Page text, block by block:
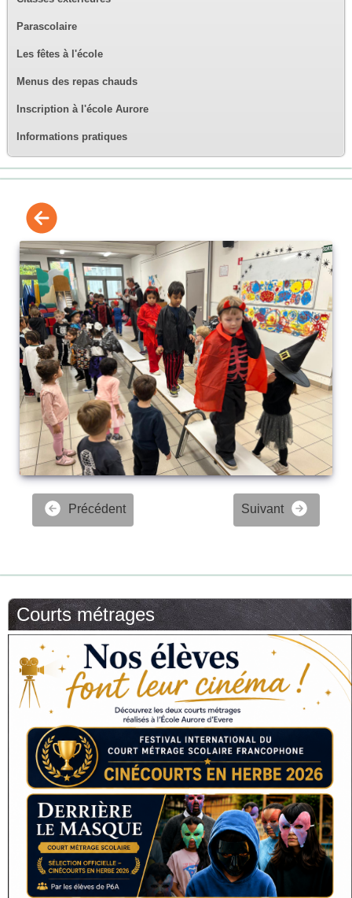
Parascolaire
Les fêtes à l'école
Menus des repas chauds
Inscription à l'école Aurore
Informations pratiques
Précédent Suivant
Courts métrages